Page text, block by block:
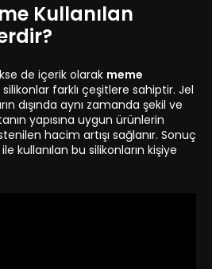
Kullanılan
de içerik olarak meme
silikonlar farklı çeşitlere sahiptir. Jel
dışında aynı zamanda şekil ve
yapısına uygun ürünlerin
hacim artışı sağlanır. Sonuç
kullanılan bu silikonların kişiye